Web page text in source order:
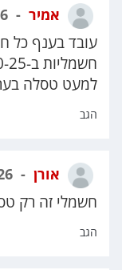
אמיר
עובד בענף כל
למעט טסלה בערך 10 אחוז
הגב
אורן
חשמלי זה רק
הגב